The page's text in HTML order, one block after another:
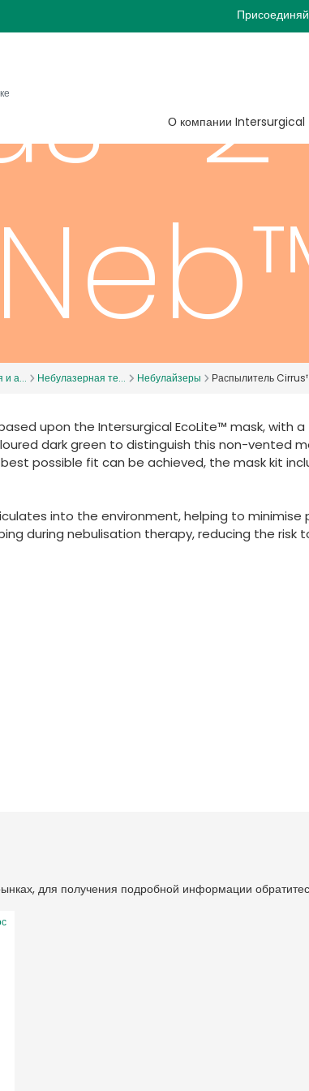
О компании Intersurgical
и а... Небулазерная те... Небулайзеры Распылитель
upon the Intersurgical EcoLite™ mask, with
dark green to distinguish this non-vented
possible fit can be achieved, the mask kit
into the environment, helping to minimise
during nebulisation therapy, reducing the risk
для получения подробной информации